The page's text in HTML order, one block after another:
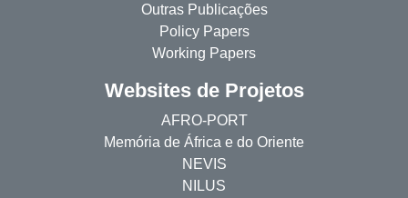
Outras Publicações
Policy Papers
Working Papers
Websites de Projetos
AFRO-PORT
Memória de África e do Oriente
NEVIS
NILUS